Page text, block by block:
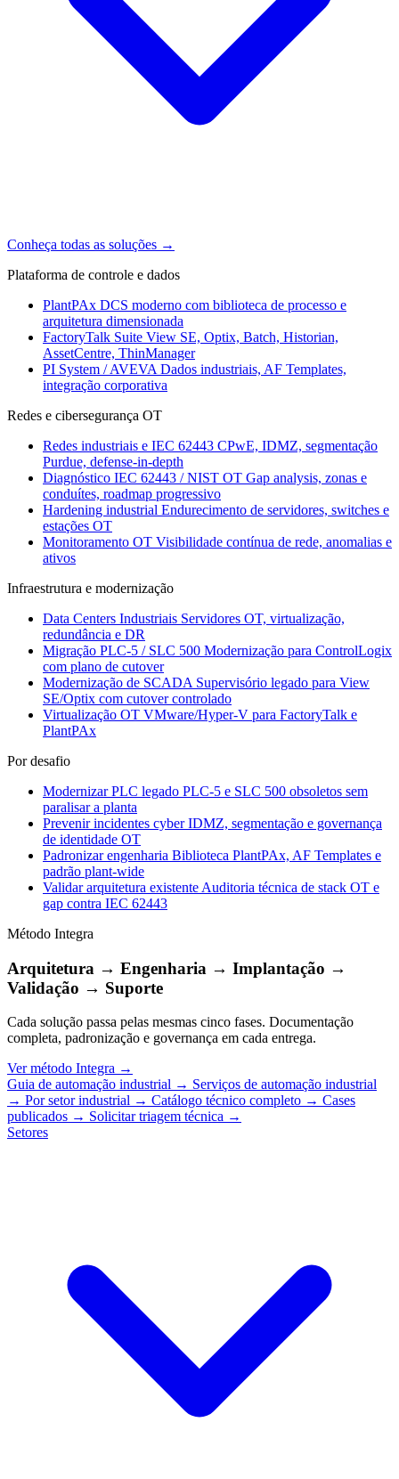
Conheça todas as soluções →
Plataforma de controle e dados
PlantPAx DCS moderno com biblioteca de processo e
arquitetura dimensionada
FactoryTalk Suite View SE, Optix, Batch, Historian,
AssetCentre, ThinManager
PI System / AVEVA Dados industriais, AF Templates,
integração corporativa
Redes e cibersegurança OT
Redes industriais e IEC 62443 CPwE, IDMZ, segmentação
Purdue, defense-in-depth
Diagnóstico IEC 62443 / NIST OT Gap analysis, zonas e
conduítes, roadmap progressivo
Hardening industrial Endurecimento de servidores, switches e
estações OT
Monitoramento OT Visibilidade contínua de rede, anomalias e
ativos
Infraestrutura e modernização
Data Centers Industriais Servidores OT, virtualização,
redundância e DR
Migração PLC-5 / SLC 500 Modernização para ControlLogix
com plano de cutover
Modernização de SCADA Supervisório legado para View
SE/Optix com cutover controlado
Virtualização OT VMware/Hyper-V para FactoryTalk e
PlantPAx
Por desafio
Modernizar PLC legado PLC-5 e SLC 500 obsoletos sem
paralisar a planta
Prevenir incidentes cyberIDMZ, segmentação e governança
de identidade OT
Padronizar engenharia Biblioteca PlantPAx, AF Templates e
padrão plant-wide
Validar arquitetura existente Auditoria técnica de stack OT e
gap contra IEC 62443
Método Integra
Arquitetura → Engenharia → Implantação →
Validação → Suporte
Cada solução passa pelas mesmas cinco fases. Documentação
completa, padronização e governança em cada entrega.
Ver método Integra →
Guia de automação industrial → Serviços de automação industrial
→ Por setor industrial → Catálogo técnico completo → Cases
publicados → Solicitar triagem técnica →
Setores